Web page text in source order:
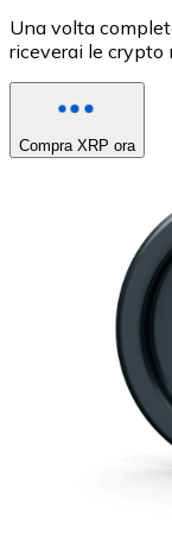
Una volta
riceverai le crypto
Compra XRP ora